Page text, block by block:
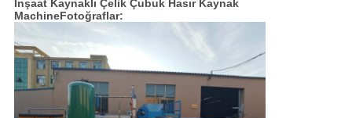
İnşaat Kaynaklı Çelik Çubuk Hasır Kaynak
MachineFotoğraflar: